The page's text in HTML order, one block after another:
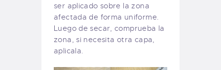
ser aplicado sobre la zona
afectada de forma uniforme.
Luego de secar, comprueba la
zona, si necesita otra capa,
aplicala.